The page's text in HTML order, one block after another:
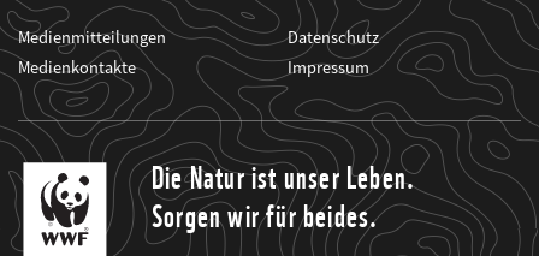
Medienmitteilungen
Medienkontakte
Datenschutz
Impressum
Die Natur ist unser Leben.
Sorgen wir für beides.